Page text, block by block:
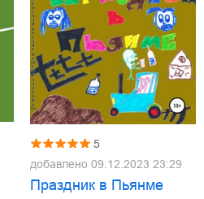
5
добавлено 09.12.2023 23:29
Праздник в Пьянме